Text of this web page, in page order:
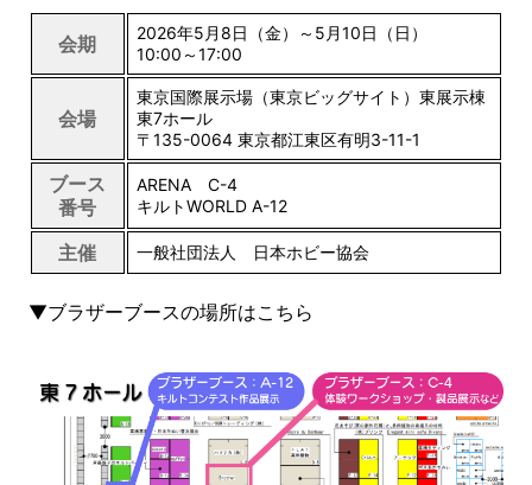
会期
2026年5月8日（金）～5月10日（日）
10:00～17:00
会場
東京国際展示場（東京ビッグサイト）東展示棟
東7ホール
〒135-0064 東京都江東区有明3-11-1
ブース
番号
ARENA C-4
キルトWORLD A-12
主催 一般社団法人 日本ホビー協会
▼ブラザーブースの場所はこちら